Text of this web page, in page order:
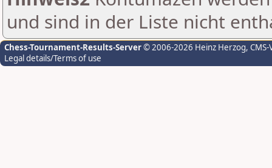
und sind in der Liste nicht
Chess-Tournament-Results-Server© 2006-2026 Heinz Herzog,
Legal details/Terms of use